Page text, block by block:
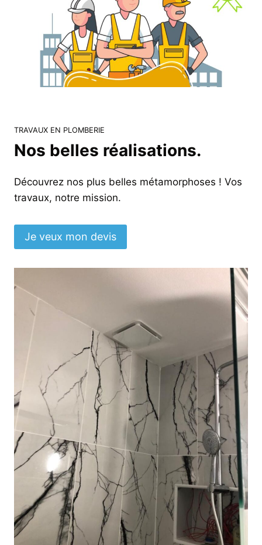
TRAVAUX EN PLOMBERIE
Nos belles réalisations.
Découvrez nos plus belles métamorphoses ! Vos
travaux, notre mission.
Je veux mon devis